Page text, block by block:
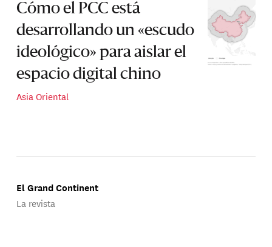
Cómo el PCC está
desarrollando un «escudo
ideológico» para aislar el
espacio digital chino
Asia Oriental
El Grand Continent
La revista